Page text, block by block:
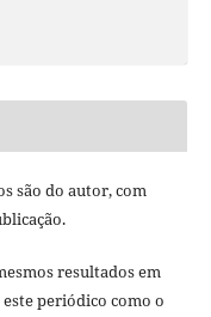
são do autor, com
resultados em
periódico como o